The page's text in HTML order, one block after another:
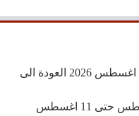
عروض المرشدى اليوم 5 – 11 اغسطس 2026 العودة الى
عروض المرشدى اليوم 5 اغسطس حتى 11 اغسطس